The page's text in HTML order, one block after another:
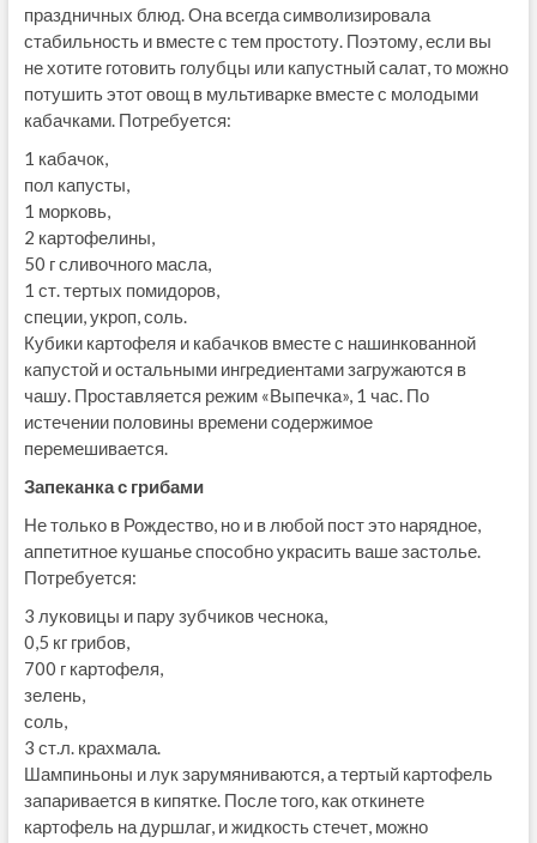
праздничных блюд. Она всегда символизировала
стабильность и вместе с тем простоту. Поэтому, если вы
не хотите готовить голубцы или капустный салат, то можно
потушить этот овощ в мультиварке вместе с молодыми
кабачками. Потребуется:
1 кабачок,
пол капусты,
1 морковь,
2 картофелины,
50 г сливочного масла,
1 ст. тертых помидоров,
специи, укроп, соль.
Кубики картофеля и кабачков вместе с нашинкованной
капустой и остальными ингредиентами загружаются в
чашу. Проставляется режим «Выпечка», 1 час. По
истечении половины времени содержимое
перемешивается.
Запеканка с грибами
Не только в Рождество, но и в любой пост это нарядное,
аппетитное кушанье способно украсить ваше застолье.
Потребуется:
3 луковицы и пару зубчиков чеснока,
0,5 кг грибов,
700 г картофеля,
зелень,
соль,
3 ст.л. крахмала.
Шампиньоны и лук зарумяниваются, а тертый картофель
запаривается в кипятке. После того, как откинете
картофель на дуршлаг, и жидкость стечет, можно